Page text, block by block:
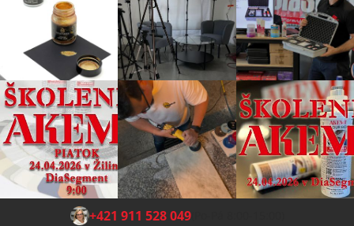
Z +421 911 528 049(Po-Pá 8:00-15:00)